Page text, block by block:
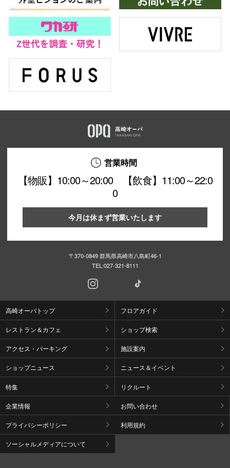
営業時間
【物販】10:00～20:00 【飲食】11:00～22:0
0
今月は休まず営業いたします
〒370-0849 群馬県高崎市八島町46-1
TEL:027-321-8111
高崎オーパトップ フロアガイド
レストラン＆カフェ ショップ検索
アクセス・パーキング 施設案内
ショップニュース ニュース＆イベント
特集 リクルート
企業情報 お問い合わせ
プライバシーポリシー 利用規約
ソーシャルメディアについて